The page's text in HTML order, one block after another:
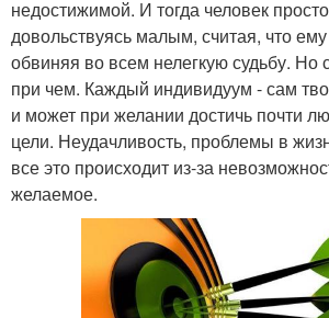
недостижимой. И тогда человек
довольствуясь малым, считая, что
обвиняя во всем нелегкую судьбу. Но
при чем. Каждый индивидуум - сам
и может при желании достичь почти
цели. Неудачливость, проблемы в
все это происходит из-за
желаемое.